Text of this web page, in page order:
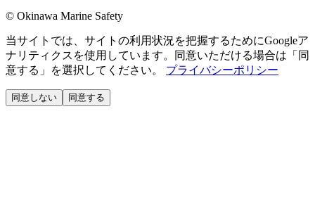
© Okinawa Marine Safety
当サイトでは、サイトの利用状況を把握するためにGoogleア
ナリティクスを使用しています。同意いただける場合は「同
意する」を選択してください。
プライバシーポリシー
同意しない 同意する